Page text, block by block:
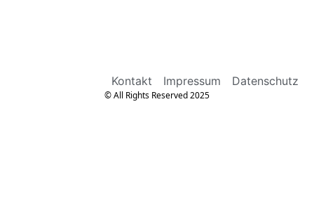
Kontakt Impressum Datenschutz
© All Rights Reserved 2025